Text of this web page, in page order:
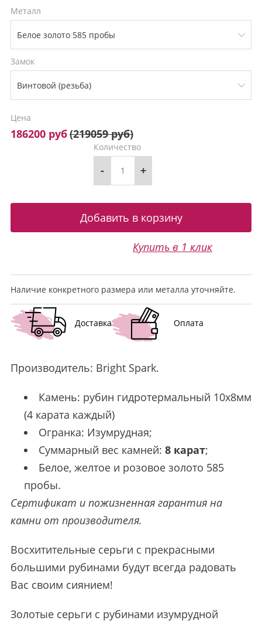
Металл
Замок
Цена
186200 руб(219059 руб)
Количество
- +
Купить в 1 клик
Наличие конкретного размера или металла уточняйте.
Доставка Оплата
Производитель: Bright Spark.
Камень: рубин гидротермальный 10х8мм
(4 карата каждый)
Огранка: Изумрудная;
Суммарный вес камней: 8 карат;
Белое, желтое и розовое золото 585
пробы.
Сертификат и пожизненная гарантия на
камни от производителя.
Восхитительные серьги с прекрасными
большими рубинами будут всегда радовать
Вас своим сиянием!
Золотые серьги с рубинами изумрудной